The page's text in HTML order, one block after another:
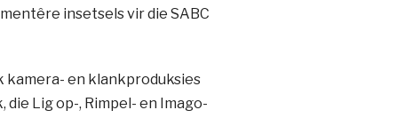
insetsels vir die SABC
kamera- en klankproduksies
Lig op-, Rimpel- en Imago-